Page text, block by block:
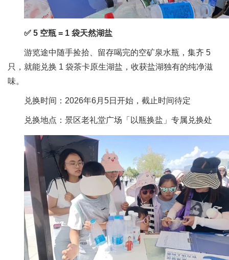
✅ 5 空瓶 = 1 袋天然湖盐
游览途中随手捡拾、留存喝完的空矿泉水瓶，集齐 5
只，就能兑换 1 袋茶卡原生湖盐，收获盐湖独有的纯净滋
味。
兑换时间：2026年6月5日开始，截止时间待定
兑换地点：景区老礼堂广场「以瓶换盐」专属兑换处